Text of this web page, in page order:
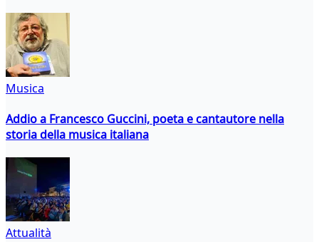
Musica
Addio a Francesco Guccini, poeta e cantautore nella
storia della musica italiana
Attualità